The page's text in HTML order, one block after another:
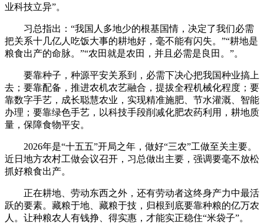
业科技立异”。
习总指出：“我国人多地少的根基国情，决定了我们必需
把关系十几亿人吃饭大事的耕地好，毫不能有闪失。”“耕地是
粮食出产的命脉。”“农田就是农田，并且必需是良田。”。
要靠种子，种源平安关系到，必需下决心把我国种业搞上
去；要靠配备，推进农机农艺融合，提拔全程机械化程度；要
靠数字手艺，成长聪慧农业，实现精准施肥、节水灌溉、智能
办理；要靠绿色手艺，以科技手段削减化肥农药利用，耕地质
量，保障食物平安。
2026年是“十五五”开局之年，做好“三农”工做至关主要。
近日地方农村工做会议召开，习总做出主要，强调要毫不放松
抓好粮食出产。
正在耕地、劳动东西之外，还有劳动者这终身产力中最活
跃的要素。藏粮于地、藏粮于技，归根到底要靠种粮的亿万农
人。让种粮农人有钱挣、得实惠，才能实正稳住“米袋子”。